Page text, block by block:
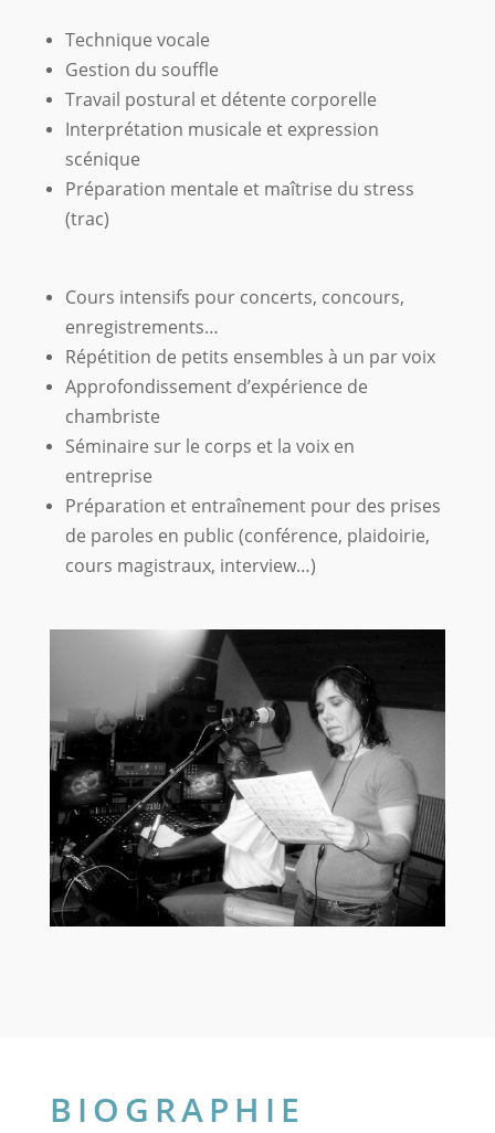
Technique vocale
Gestion du souffle
Travail postural et détente corporelle
Interprétation musicale et expression
scénique
Préparation mentale et maîtrise du stress
(trac)
Cours intensifs pour concerts, concours,
enregistrements…
Répétition de petits ensembles à un par voix
Approfondissement d’expérience de
chambriste
Séminaire sur le corps et la voix en
entreprise
Préparation et entraînement pour des prises
de paroles en public (conférence, plaidoirie,
cours magistraux, interview…)
BIOGRAPHIE